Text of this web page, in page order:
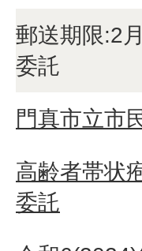
郵送期限:2
委託
門真市立市
高齢者帯状
委託